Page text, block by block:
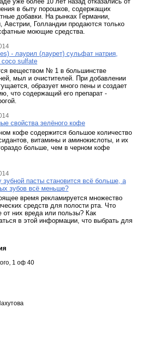
в быту порошков, содержащих
добавки. На рынках Германии,
Австрии, Голландии продаются только
моющие средства.
- лаурил (лаурет) сульфат натрия,
coco sulfate
веществом № 1 в большинстве
мыл и очистителей. При добавлении
образует много пены и создает
что содержащий его препарат -
свойства зелёного кофе
кофе содержится большое количество
витамины и аминокислоты, и их
больше, чем в черном кофе
зубной пасты становится всё больше, а
зубов всё меньше?
время рекламируется множество
средств для полости рта. Что
от них вреда или пользы? Как
в этой информации, что выбрать для
1 оф 40